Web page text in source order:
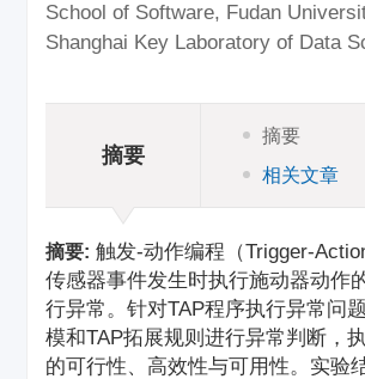
School of Software, Fudan
Shanghai Key Laboratory of Data
摘要
摘要
相关文章
摘要: 触发-动作编程（Trigger-
传感器事件发生时执行施动器动作
行异常。针对TAP程序执行异常问
模和TAP拓展规则进行异常判断，
的可行性、高效性与可用性。实验